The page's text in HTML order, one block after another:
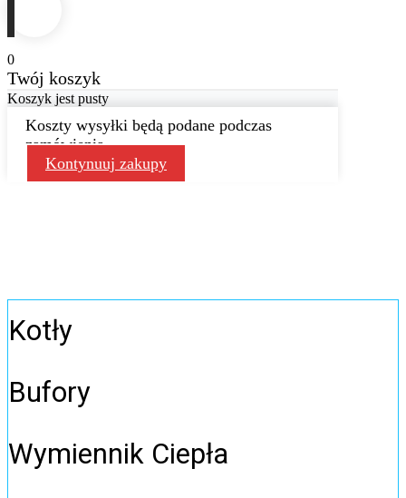
0
Twój koszyk
Koszyk jest pusty
Koszty wysyłki będą podane podczas
zamówienia
Kontynuuj zakupy
Kotły
Bufory
Wymiennik Ciepła